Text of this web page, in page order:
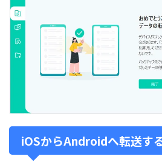
iOSからAndroidへ転送す